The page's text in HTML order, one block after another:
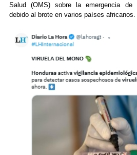
Salud (OMS) sobre la emergencia de
debido al brote en varios países africanos.